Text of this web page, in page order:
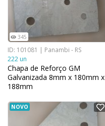
345
ID: 101081 | Panambi - RS
222 un
Chapa de Reforço GM
Galvanizada 8mm x 180mm x
188mm
NOVO